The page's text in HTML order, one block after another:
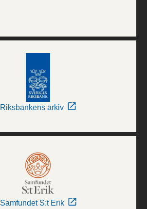
Riksbankens arkiv
Samfundet S:t Erik